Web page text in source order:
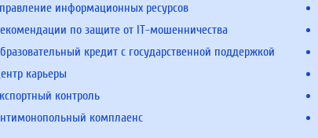
информационных ресурсов
по защите от IT-мошенничества
кредит с государственной поддержкой
карьеры
контроль
комплаенс